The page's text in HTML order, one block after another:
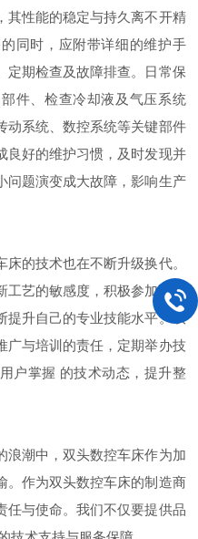
其性能的稳定与持久离不开精
同时，应附带详细的维护手
定期检查及故障排查。日常保
件、检查冷却液及气压系统
动系统、数控系统等关键部件
良好的维护习惯，及时发现并
问题演变成大故障，影响生产
的技术也在不断升级换代。
工艺的敏感度，积极参加厂家
提升自己的专业技能水平。双
广与培训的责任，定期举办技
户掌握 的技术动态，提升整
浪潮中，双头数控车床作为加
。作为双头数控车床的制造商
任与使命。我们不仅要提供品